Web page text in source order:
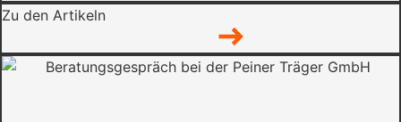
Zu den Artikeln